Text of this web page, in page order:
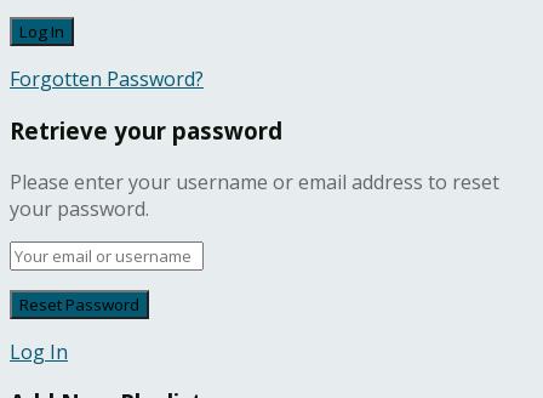
Forgotten Password?
Retrieve your password
Please enter your username or email address to reset
your password.
Log In